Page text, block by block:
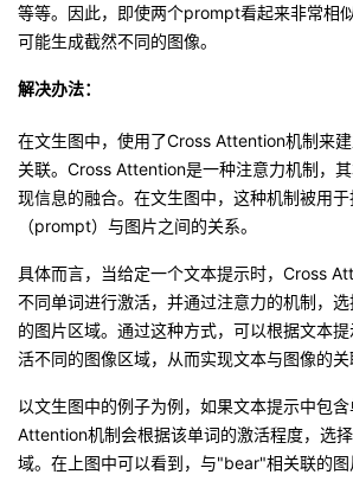
等等。因此，即使两个prompt看起来非常相
可能生成截然不同的图像。
解决办法：
在文生图中，使用了Cross Attention机制来
关联。Cross Attention是一种注意力机制，
现信息的融合。 在文生图中，这种机制被用
（prompt）与图片之间的关系。
具体而言，当给定一个文本提示时，Cross
不同单词进行激活，并通过注意力的机制，
的图片区域。通过这种方式，可以根据文本
活不同的图像区域，从而实现文本与图像的关
以文生图中的例子为例，如果文本提示中包
Attention机制会根据该单词的激活程度，选
域。在上图中可以看到，与"bear"相关联的